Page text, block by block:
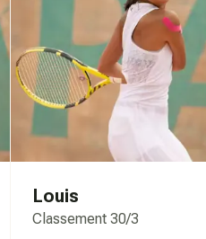
Louis
Classement 30/3